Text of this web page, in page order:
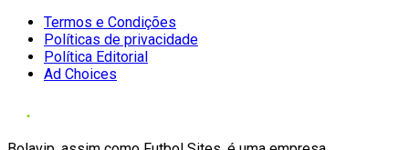
Termos e Condições
Políticas de privacidade
Política Editorial
Ad Choices